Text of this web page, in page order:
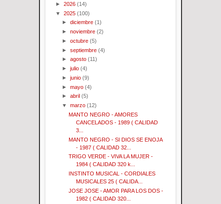
► 2026 (14)
▼ 2025 (100)
►diciembre (1)
►noviembre (2)
►octubre (5)
►septiembre (4)
►agosto (11)
►julio (4)
►junio (9)
►mayo (4)
►abril (5)
▼marzo (12)
MANTO NEGRO - AMORES
CANCELADOS - 1989 ( CALIDAD
3...
MANTO NEGRO - SI DIOS SE ENOJA
- 1987 ( CALIDAD 32...
TRIGO VERDE - VIVA LA MUJER -
1984 ( CALIDAD 320 k...
INSTINTO MUSICAL - CORDIALES
MUSICALES 25 ( CALIDA...
JOSE JOSE - AMOR PARA LOS DOS -
1982 ( CALIDAD 320...